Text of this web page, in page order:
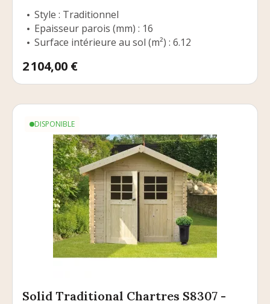
Style : Traditionnel
Epaisseur parois (mm) : 16
Surface intérieure au sol (m²) : 6.12
Prix
2 104,00 €
DISPONIBLE
Solid Traditional Chartres S8307 -